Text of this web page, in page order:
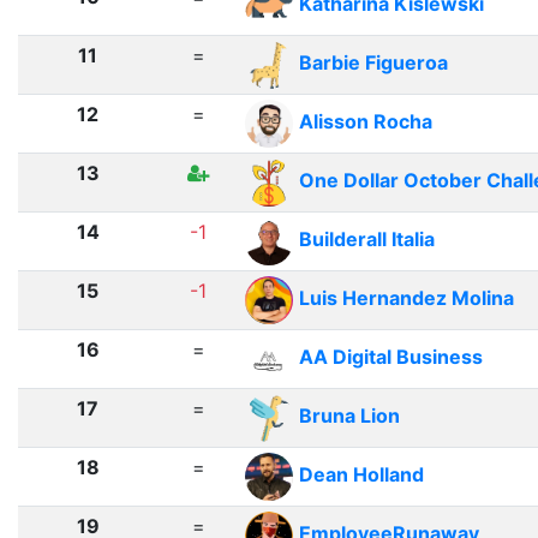
11 = Barbie Figueroa
12 = Alisson Rocha
13 One Dollar October
14 -1 Builderall Italia
15 -1 Luis Hernandez Molina
16 = AA Digital Business
17 = Bruna Lion
18 = Dean Holland
19 =